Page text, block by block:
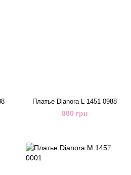
Платье Dianora L 1451 0988
880 грн